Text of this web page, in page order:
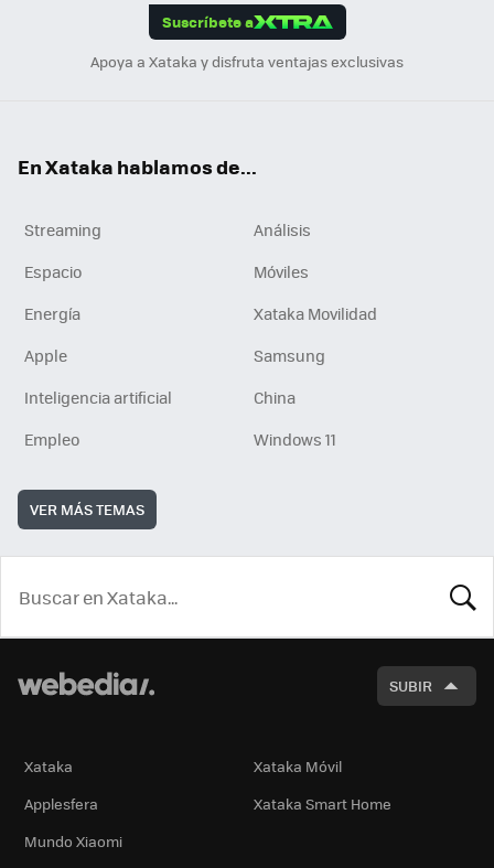
Suscríbete a
Apoya a Xataka y disfruta ventajas exclusivas
En Xataka hablamos de...
Streaming
Análisis
Espacio
Móviles
Energía
Xataka Movilidad
Apple
Samsung
Inteligencia artificial
China
Empleo
Windows 11
VER MÁS TEMAS
SUBIR
Xataka
Xataka Móvil
Applesfera
Xataka Smart Home
Mundo Xiaomi